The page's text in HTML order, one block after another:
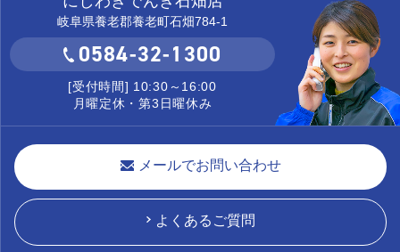
岐阜県養老郡養老町石畑784-1
0584-32-1300
[受付時間] 10:30～16:00
月曜定休・第3日曜休み
メールでお問い合わせ
よくあるご質問